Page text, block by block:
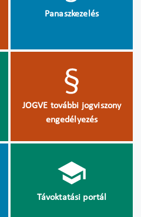
Panaszkezelés
JOGVE további jogviszony
engedélyezés
Távoktatási portál